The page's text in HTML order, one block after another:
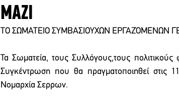
ΜΑΖΙ
ΤΟ ΣΩΜΑΤΕΙΟ ΣΥΜΒΑΣΙΟΥΧΩΝ ΕΡΓΑΖΌΜΕΝΩΝ
Τα Σωματεία, τους Συλλόγους,τους
Συγκέντρωση που θα πραγματοποιηθεί στις
Νομαρχία Σερρων.